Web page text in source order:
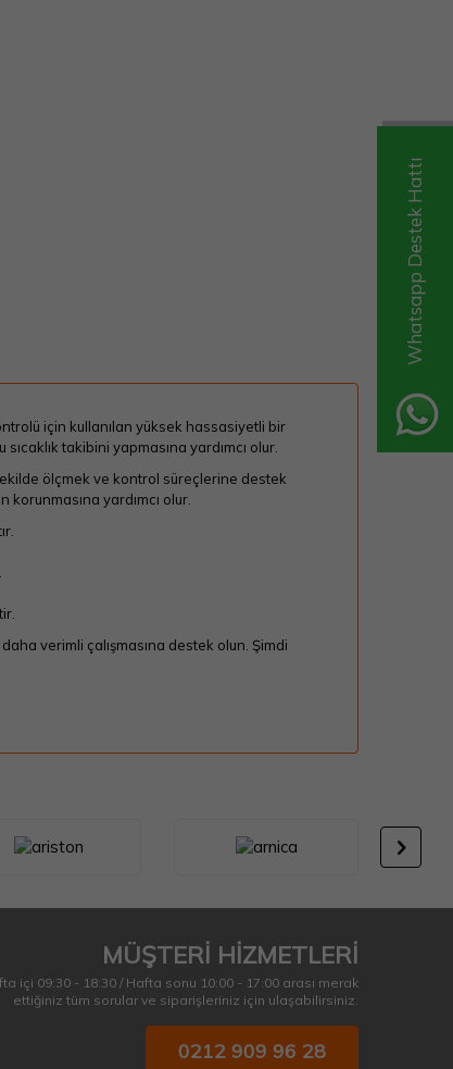
Whatsapp Destek Hattı
için kullanılan yüksek hassasiyetli bir
takibini yapmasına yardımcı olur.
ölçmek ve kontrol süreçlerine destek
yardımcı olur.
verimli çalışmasına destek olun. Şimdi
MÜŞTERİ HİZMETLERİ
içi 09:30 - 18:30 / Hafta sonu 10:00 - 17:00 arası merak
ettiğiniz tüm sorular ve siparişleriniz için ulaşabilirsiniz.
0212 909 96 28